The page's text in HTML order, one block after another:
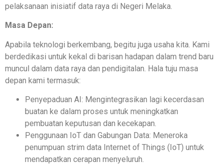
pelaksanaan inisiatif data raya di Negeri Melaka.
Masa Depan:
Apabila teknologi berkembang, begitu juga usaha kita. Kami
berdedikasi untuk kekal di barisan hadapan dalam trend baru
muncul dalam data raya dan pendigitalan. Hala tuju masa
depan kami termasuk:
Penyepaduan AI: Mengintegrasikan lagi kecerdasan
buatan ke dalam proses untuk meningkatkan
pembuatan keputusan dan kecekapan.
Penggunaan IoT dan Gabungan Data: Meneroka
penumpuan strim data Internet of Things (IoT) untuk
mendapatkan cerapan menyeluruh.